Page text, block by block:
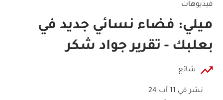
فيديوهات
ميلي: فضاء نسائي جديد في
بعلبك - تقرير جواد شكر
شائع
نشر في 11 آب 24